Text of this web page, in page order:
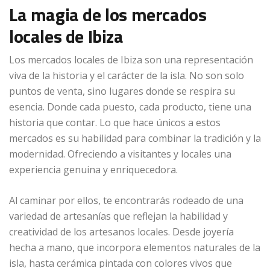
La magia de los mercados
locales de Ibiza
Los mercados locales de Ibiza son una representación
viva de la historia y el carácter de la isla. No son solo
puntos de venta, sino lugares donde se respira su
esencia. Donde cada puesto, cada producto, tiene una
historia que contar. Lo que hace únicos a estos
mercados es su habilidad para combinar la tradición y la
modernidad. Ofreciendo a visitantes y locales una
experiencia genuina y enriquecedora.
Al caminar por ellos, te encontrarás rodeado de una
variedad de artesanías que reflejan la habilidad y
creatividad de los artesanos locales. Desde joyería
hecha a mano, que incorpora elementos naturales de la
isla, hasta cerámica pintada con colores vivos que